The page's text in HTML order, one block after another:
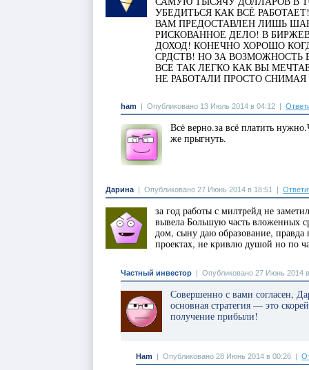
УБЕДИТЬСЯ КАК ВСЁ
ВАМ ПРЕДОСТАВЛЕН ЛИШЬ
РИСКОВАННОЕ ДЕЛО! В
ДОХОД! КОНЕЧНО ХОРОШО
СРДСТВ! НО ЗА
ВСЕ ТАК ЛЕГКО КАК ВЫ
НЕ РАБОТАЛИ ПРОСТО
ham Опубликовано 13 Июль 2014 в 04:12
Всё верно.за всё платить
же прыгнуть.
Дарина Опубликовано 27 Июнь 2014 в 18:51
за год работы с милтрейд не
вывела Большую часть вложенных
дом, сыну даю образование, правда
проектах, не кривлю душой но по
Частный инвестор Опубликовано 27 Июнь 2014
Совершенно с вами согласен,
основная стратегия — это
получение прибыли!
Ham Опубликовано 28 Июнь 2014 в 00:26